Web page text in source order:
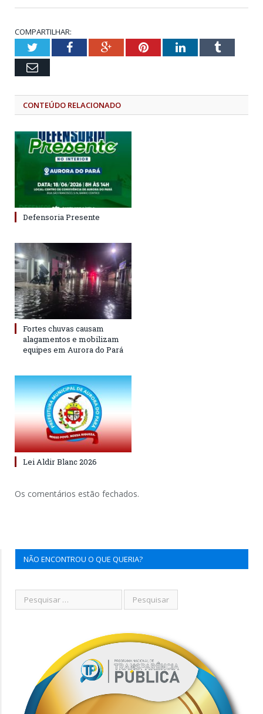
COMPARTILHAR:
TwitterFacebookGoogle+PinterestLinkedInTumblr
Email
CONTEÚDO RELACIONADO
Defensoria Presente
Fortes chuvas causam
alagamentos e mobilizam
equipes em Aurora do Pará
Lei Aldir Blanc 2026
Os comentários estão fechados.
NÃO ENCONTROU O QUE QUERIA?